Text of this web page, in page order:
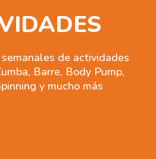
de actividades
Barre, Body Pump,
y mucho más